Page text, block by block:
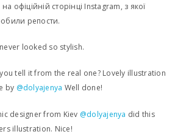
офіційній сторінці Instagram, з якої
репости.
looked so stylish.
tell it from the real one? Lovely illustration
by @dolyajenya Well done!
designer from Kiev @dolyajenya did this
illustration. Nice!